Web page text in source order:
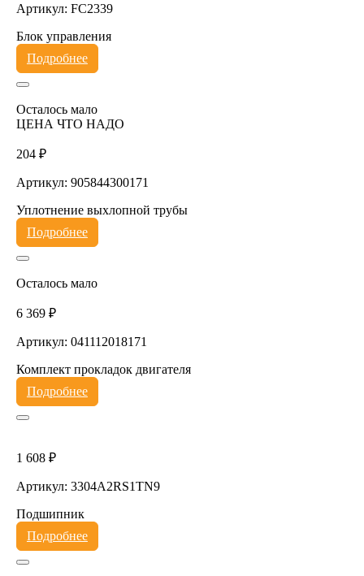
Артикул: FC2339
Блок управления
Подробнее
Осталось мало
ЦЕНА ЧТО НАДО
204 ₽
Артикул: 905844300171
Уплотнение выхлопной трубы
Подробнее
Осталось мало
6 369 ₽
Артикул: 041112018171
Комплект прокладок двигателя
Подробнее
1 608 ₽
Артикул: 3304A2RS1TN9
Подшипник
Подробнее